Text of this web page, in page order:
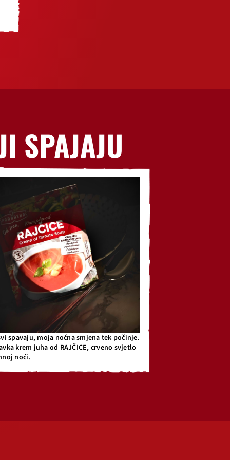
SPAJAJU
spavaju, moja noćna smjena tek počinje.
krem juha od RAJČICE, crveno svjetlo
noći.